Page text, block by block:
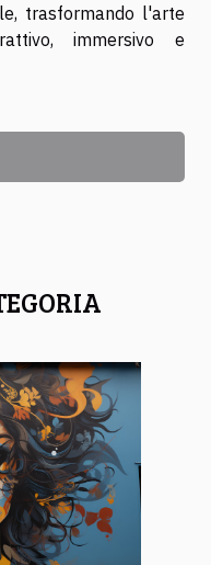
trasformando l'arte
immersivo e